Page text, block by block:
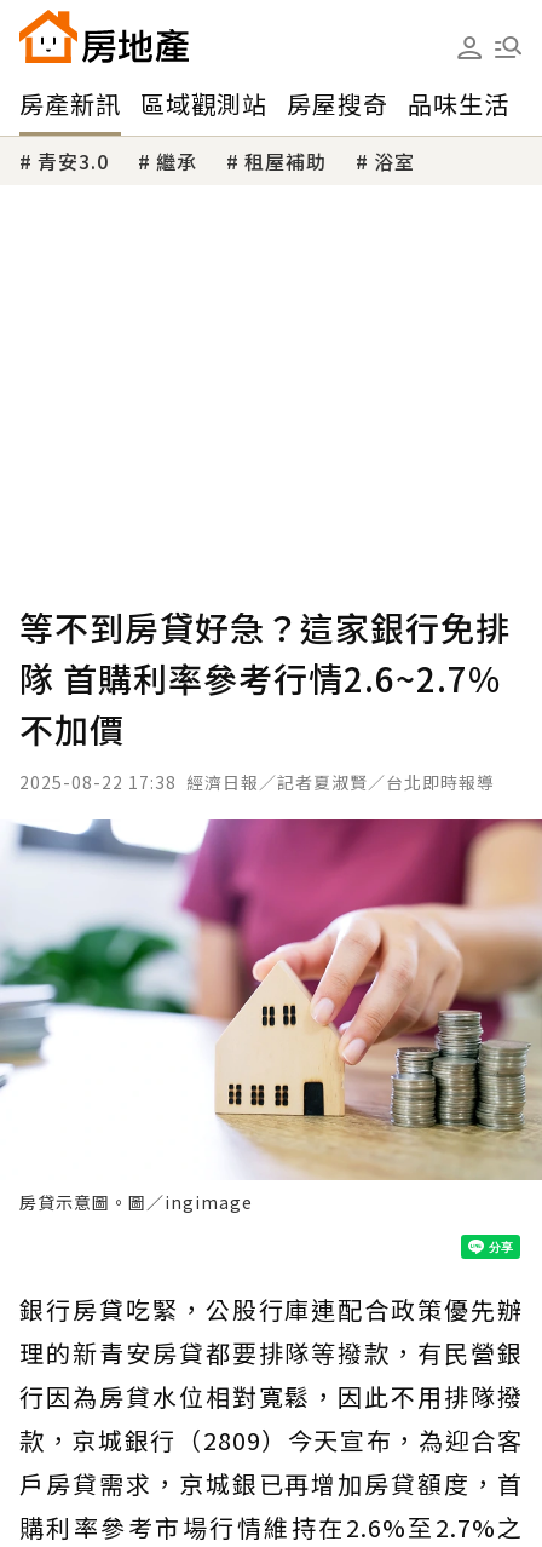
房產新訊 區域觀測站 房屋搜奇 品味生活
青安3.0 繼承 租屋補助 浴室
等不到房貸好急？這家銀行免排
隊 首購利率參考行情2.6~2.7%
不加價
2025-08-22 17:38 經濟日報／記者夏淑賢／台北即時報導
房貸示意圖。圖／ingimage
銀行房貸吃緊，公股行庫連配合政策優先辦
理的新青安房貸都要排隊等撥款，有民營銀
行因為房貸水位相對寬鬆，因此不用排隊撥
款，京城銀行（2809）今天宣布，為迎合客
戶房貸需求，京城銀已再增加房貸額度，首
購利率參考市場行情維持在2.6%至2.7%之